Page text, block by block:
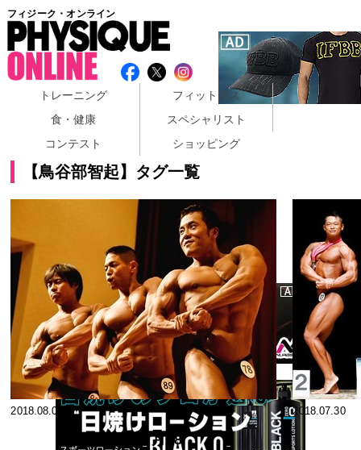
フィジーク・オンライン
トレーニング
フィットネス
食・健康
スペシャリスト
コンテスト
ショッピング
【鳥谷部智起】タグ一覧
2018.08.01
2018年7月08
2018.07.30